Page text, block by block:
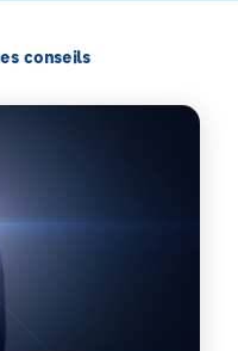
conseils